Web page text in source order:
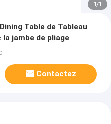
1/1
Table de Tableau
la jambe de pliage
Contactez